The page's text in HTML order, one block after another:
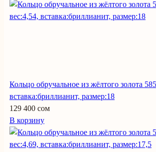
Кольцо обручальное из жёлтого золота
вставка:бриллианит, размер:18
129 400 сом
В корзину